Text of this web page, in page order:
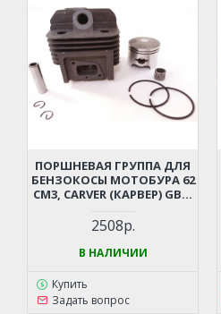
ПОРШНЕВАЯ ГРУППА ДЛЯ
БЕНЗОКОСЫ МОТОБУРА 62
СМ3, CARVER (КАРВЕР) GBC-
BT8972D И ПР.
2508р.
В НАЛИЧИИ
Купить
Задать вопрос